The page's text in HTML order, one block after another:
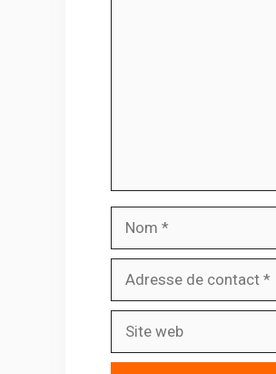
de
contact
web